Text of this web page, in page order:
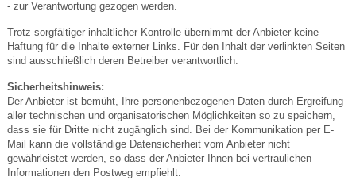
- zur Verantwortung gezogen werden.
Trotz sorgfältiger inhaltlicher Kontrolle übernimmt der Anbieter keine
Haftung für die Inhalte externer Links. Für den Inhalt der verlinkten Seiten
sind ausschließlich deren Betreiber verantwortlich.
Sicherheitshinweis:
Der Anbieter ist bemüht, Ihre personenbezogenen Daten durch Ergreifung
aller technischen und organisatorischen Möglichkeiten so zu speichern,
dass sie für Dritte nicht zugänglich sind. Bei der Kommunikation per E-
Mail kann die vollständige Datensicherheit vom Anbieter nicht
gewährleistet werden, so dass der Anbieter Ihnen bei vertraulichen
Informationen den Postweg empfiehlt.